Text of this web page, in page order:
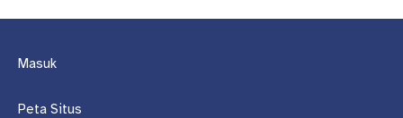
Masuk
Peta Situs